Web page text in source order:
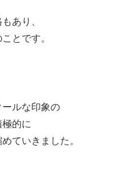
あり、
とです。
ールな印象の
的に
ていきました。